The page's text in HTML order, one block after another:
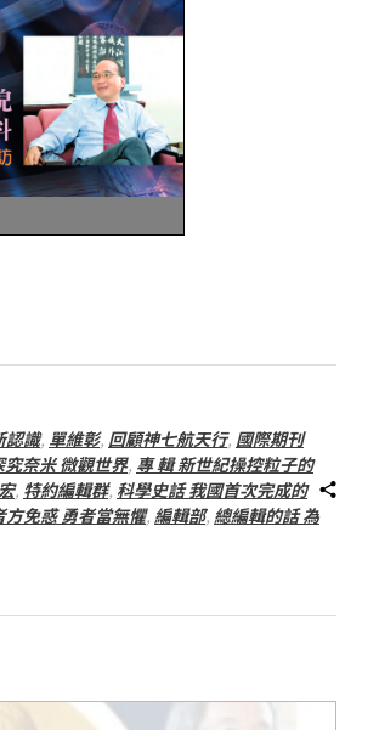
認識, 單維彰, 回顧神七航天行, 國際期刊
奈米 微觀世界, 專 輯 新世紀操控粒子的
, 特約編輯群, 科學史話 我國首次完成的
方免惑 勇者當無懼, 編輯部, 總編輯的話 為